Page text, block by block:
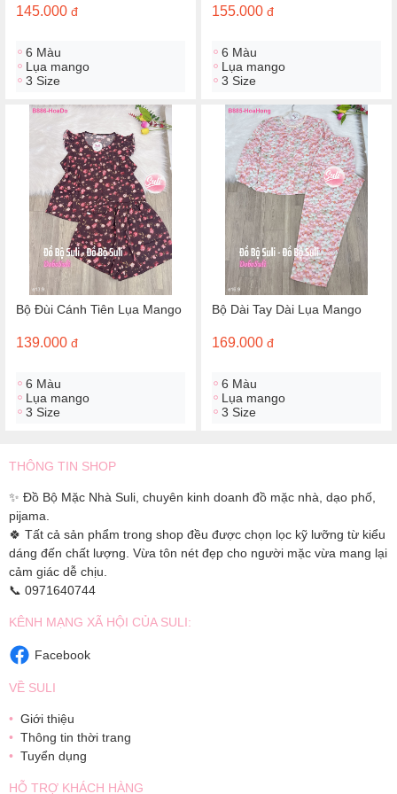
145.000 đ
6 Màu
Lụa mango
3 Size
155.000 đ
6 Màu
Lụa mango
3 Size
Bộ Đùi Cánh Tiên Lụa Mango
139.000 đ
6 Màu
Lụa mango
3 Size
Bộ Dài Tay Dài Lụa Mango
169.000 đ
6 Màu
Lụa mango
3 Size
THÔNG TIN SHOP
✨ Đồ Bộ Mặc Nhà Suli, chuyên kinh doanh đồ mặc nhà, dạo phố,
pijama.
🍀 Tất cả sản phẩm trong shop đều được chọn lọc kỹ lưỡng từ kiểu
dáng đến chất lượng. Vừa tôn nét đẹp cho người mặc vừa mang lại
cảm giác dễ chịu.
📞 0971640744
KÊNH MẠNG XÃ HỘI CỦA SULI:
Facebook
VỀ SULI
Giới thiệu
Thông tin thời trang
Tuyển dụng
HỖ TRỢ KHÁCH HÀNG